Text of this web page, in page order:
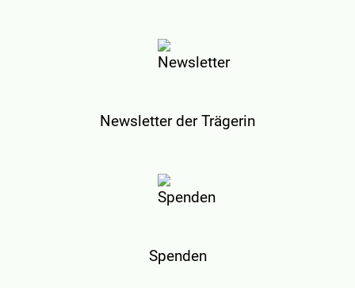
Newsletter der Trägerin
Spenden